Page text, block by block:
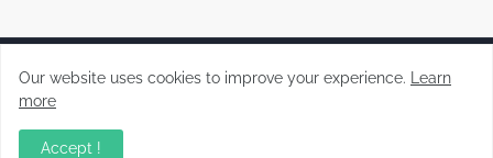
Our website uses cookies to improve your experience.
Learn
more
Accept !